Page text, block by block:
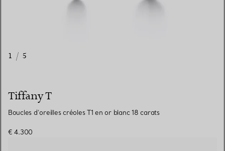
1 / 5
Tiffany T
Boucles d’oreilles créoles T1 en or blanc 18 carats
€ 4.300